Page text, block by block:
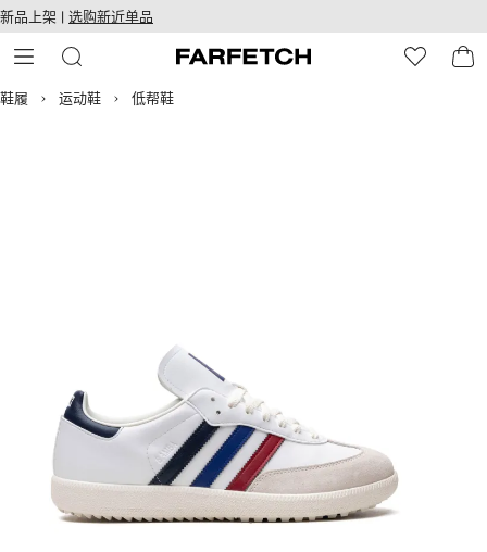
至
内
障碍网络
设
新品上架 | 选购新近单品
鞋履 运动鞋 低帮鞋